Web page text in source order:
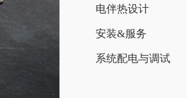
电伴热设计
安装&服务
系统配电与调试